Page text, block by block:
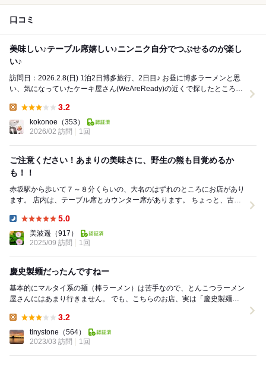
口コミ
美味しい♪テーブル席嬉しい♪ニンニク自分でつぶせるのが楽し
い♪
訪問日：2026.2.8(日) 1泊2日博多旅行、2日目♪ お昼に博多ラーメンと思
い、気になっていたケーキ屋さん(WeAreReady)の近くで探したところ、
3.2
kokonoe （353）
2026/02 訪問
1回
ご注意ください！あまりの美味さに、野生の熊も目覚めるか
も！！
赤坂駅から歩いて７～８分くらいの、大名のはずれのところにお店があり
ます。 店内は、テーブル席とカウンター席があります。 ちょっと、古い
5.0
美波遥 （917）
2025/09 訪問
1回
慶史製麺だったんですねー
基本的にマルタイ系の麺（棒ラーメン）は苦手なので、とんこつラーメン
屋さんにはあまり行きません。 でも、こちらのお店、実は「慶史製麺」
3.2
tinystone （564）
2023/03 訪問
1回